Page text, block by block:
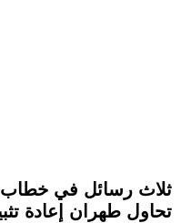
ثلاث رسائل في
تحاول طهران إعادة